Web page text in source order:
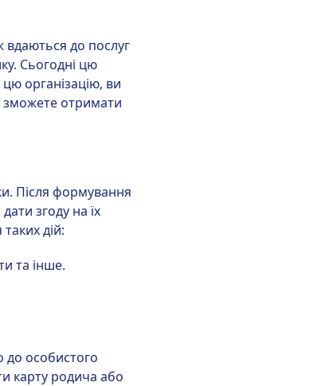
до послуг
Сьогодні цю
організацію, ви
зможете отримати
Після формування
згоду на їх
дій:
та інше.
до особистого
карту родича або